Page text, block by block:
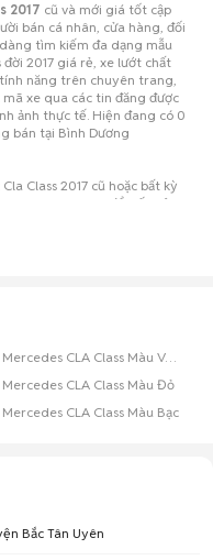
2017 cũ và mới giá tốt cập
bán cá nhân, cửa hàng, đối
tìm kiếm đa dạng mẫu
đời 2017 giá rẻ, xe lướt chất
năng trên chuyên trang,
xe qua các tin đăng được
ảnh thực tế. Hiện đang có 0
bán tại Bình Dương
Class 2017 cũ hoặc bất kỳ
ngay hôm nay để tiếp cận
Xe Mercedes CLA Class Màu Vàng Cát
CLA Class Màu Đỏ
CLA Class Màu Bạc
Bắc Tân Uyên